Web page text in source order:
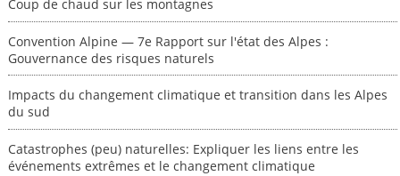
Coup de chaud sur les montagnes
Convention Alpine — 7e Rapport sur l'état des Alpes :
Gouvernance des risques naturels
Impacts du changement climatique et transition dans les Alpes
du sud
Catastrophes (peu) naturelles: Expliquer les liens entre les
événements extrêmes et le changement climatique